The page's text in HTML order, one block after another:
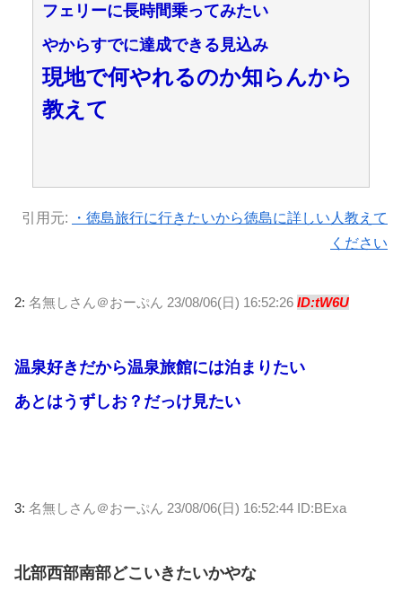
フェリーに長時間乗ってみたい
やからすでに達成できる見込み
現地で何やれるのか知らんから
教えて
引用元:
・徳島旅行に行きたいから徳島に詳しい人教えて
ください
2: 名無しさん＠おーぷん 23/08/06(日) 16:52:26 ID:tW6U
温泉好きだから温泉旅館には泊まりたい
あとはうずしお？だっけ見たい
3: 名無しさん＠おーぷん 23/08/06(日) 16:52:44 ID:BExa
北部西部南部どこいきたいかやな